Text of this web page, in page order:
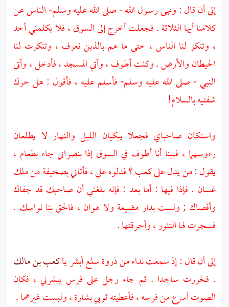
إلى أن قال : ونهى رسول الله - صلى الله عليه وسلم- الناس عن
كلامنا أيها الثلاثة . فجعلت أخرج إلى السوق ، فلا يكلمني أحد
، وتنكر لنا الناس ، حتى ما هم بالذين نعرف ، وتنكرت لنا
الحيطان والأرض . وكنت أطوف ، وآتي المسجد ، فأدخل ، وآتي
النبي - صلى الله عليه وسلم- فأسلم عليه ، فأقول : هل حرك
شفتيه بالسلام!
واستكان صاحباي فجعلا يبكيان الليل والنهار لا يطلعان
رءوسهما ، فبينا أنا أطوف في السوق إذا بنصراني جاء بطعام ،
يقول : من يدل علىكعب؟ فدلوه علي ، فأتاني بصحيفة من ملك
غسان . فإذا فيها : أما بعد : فإنه بلغني أن صاحبك قد جفاك
وأقصاك ; ولست بدار مضيعة ولا هوان ، فالحق بنا نواسك .
فسجرت لها التنور ، وأحرقتها .
إلى أن قال : إذ سمعت نداء من ذروة سلع أبشر ياكعب بن مالك
. فخررت ساجدا . ثم جاء رجل على فرس يبشرني ، فكان
الصوت أسرع من فرسه ، فأعطيته ثوبي بشارة ، ولبست غيرهما .